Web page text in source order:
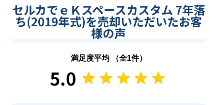
セルカでｅＫスペースカスタム 7年落
ち(2019年式)を売却いただいたお客
様の声
満足度平均 （全1件）
5.0